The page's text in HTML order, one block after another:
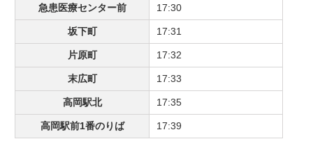
急患医療センター前 17:30
坂下町 17:31
片原町 17:32
末広町 17:33
高岡駅北 17:35
高岡駅前1番のりば 17:39